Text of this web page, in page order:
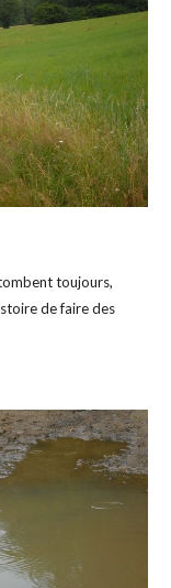
toujours,
de faire des